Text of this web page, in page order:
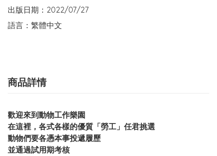
出版日期：2022/07/27
語言：繁體中文
商品詳情
歡迎來到動物工作樂園
在這裡，各式各樣的優質「勞工」任君挑選
動物們要各憑本事投遞履歷
並通過試用期考核